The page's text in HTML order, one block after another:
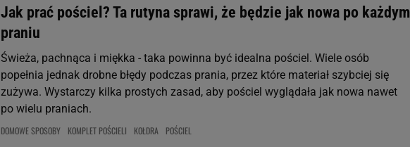
Jak prać pościel? Ta rutyna sprawi, że będzie jak nowa po każdym
praniu
Świeża, pachnąca i miękka - taka powinna być idealna pościel. Wiele osób
popełnia jednak drobne błędy podczas prania, przez które materiał szybciej się
zużywa. Wystarczy kilka prostych zasad, aby pościel wyglądała jak nowa nawet
po wielu praniach.
DOMOWE SPOSOBY KOMPLET POŚCIELI KOŁDRA POŚCIEL